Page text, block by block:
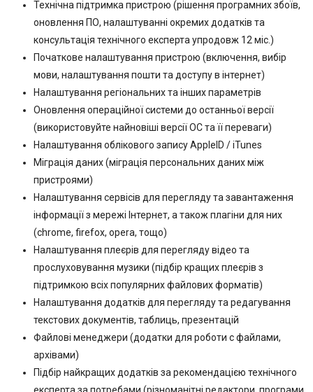
Технічна підтримка пристрою (рішення програмних збоїв,
оновлення ПО, налаштуванні окремих додатків та
консультація технічного експерта упродовж 12 міс.)
Початкове налаштування пристрою (включення, вибір
мови, налаштування пошти та доступу в інтернет)
Налаштування регіональних та інших параметрів
Оновлення операційної системи до останньої версії
(використовуйте найновіші версії ОС та її переваги)
Налаштування облікового запису AppleID / iTunes
Міграція даних (міграція персональних даних між
пристроями)
Налаштування сервісів для перегляду та завантаження
інформації з мережі Інтернет, а також плагіни для них
(chrome, firefox, opera, тощо)
Налаштування плеєрів для перегляду відео та
прослуховування музики (підбір кращих плеєрів з
підтримкою всіх популярних файлових форматів)
Налаштування додатків для перегляду та редагування
текстових документів, таблиць, презентацій
Файлові менеджери (додатки для роботи с файлами,
архівами)
Підбір найкращих додатків за рекомендацією технічного